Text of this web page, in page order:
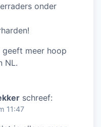
onder
geeft meer hoop
NL.
schreef:
11:47